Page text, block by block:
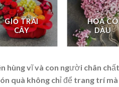
GIỎ TRÁI
CÂY
HOA CÔ
DÂU
hùng vĩ và con người chân
quà không chỉ để trang trí mà